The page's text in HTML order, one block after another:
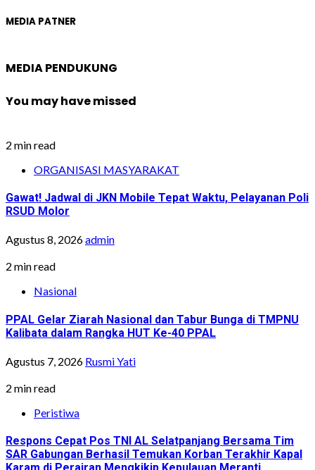
MEDIA PATNER
MEDIA PENDUKUNG
You may have missed
2 min read
ORGANISASI MASYARAKAT
Gawat! Jadwal di JKN Mobile Tepat Waktu, Pelayanan Poli
RSUD Molor
Agustus 8, 2026admin
2 min read
Nasional
PPAL Gelar Ziarah Nasional dan Tabur Bunga di TMPNU
Kalibata dalam Rangka HUT Ke-40 PPAL
Agustus 7, 2026 Rusmi Yati
2 min read
Peristiwa
Respons Cepat Pos TNI AL Selatpanjang Bersama Tim
SAR Gabungan Berhasil Temukan Korban Terakhir Kapal